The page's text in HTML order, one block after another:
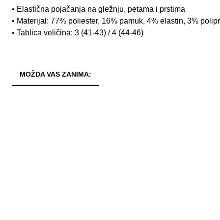
• Elastična pojačanja na gležnju, petama i prstima
• Materijal: 77% poliester, 16% pamuk, 4% elastin, 3%
• Tablica veličina: 3 (41-43) / 4 (44-46)
MOŽDA VAS ZANIMA: